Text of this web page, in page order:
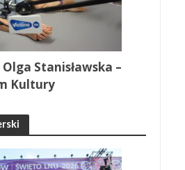
Stanisławska –
Kultury